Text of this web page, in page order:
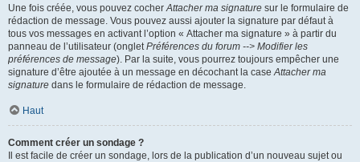
Une fois créée, vous pouvez cocherAttacher ma signature sur le formulaire de
rédaction de message. Vous pouvez aussi ajouter la signature par défaut à
tous vos messages en activant l’option « Attacher ma signature » à partir du
panneau de l’utilisateur (ongletPréférences du forum --> Modifier les
préférences de message). Par la suite, vous pourrez toujours empêcher une
signature d’être ajoutée à un message en décochant la caseAttacher ma
signature dans le formulaire de rédaction de message.
Haut
Comment créer un sondage ?
Il est facile de créer un sondage, lors de la publication d’un nouveau sujet ou